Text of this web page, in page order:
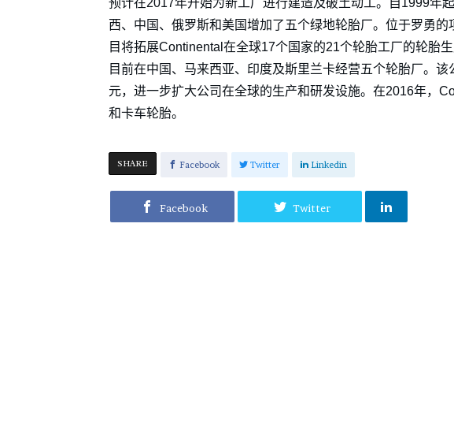
预计在2017年开始为新工厂进行建造及破土动工。自1999年
西、中国、俄罗斯和美国增加了五个绿地轮胎厂。位于罗勇
目将拓展Continental在全球17个国家的21个轮胎工厂的轮胎
目前在中国、马来西亚、印度及斯里兰卡经营五个轮胎厂。
元，进一步扩大公司在全球的生产和研发设施。在2016年，
和卡车轮胎。
SHARE Facebook Twitter Linkedin
Facebook Twitter